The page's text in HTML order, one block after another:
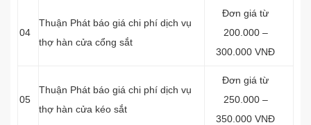
04
Thuận Phát báo giá chi phí dịch vụ
thợ hàn cửa cổng sắt
Đơn giá từ
200.000 –
300.000 VNĐ
05
Thuận Phát báo giá chi phí dịch vụ
thợ hàn cửa kéo sắt
Đơn giá từ
250.000 –
350.000 VNĐ